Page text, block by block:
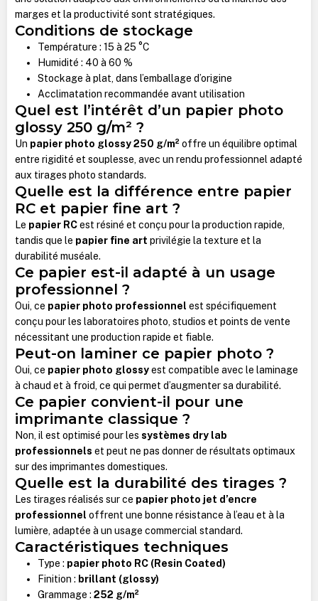
marges et la productivité sont stratégiques.
Conditions de stockage
Température : 15 à 25 °C
Humidité : 40 à 60 %
Stockage à plat, dans l’emballage d’origine
Acclimatation recommandée avant utilisation
Quel est l’intérêt d’un papier photo
glossy 250 g/m² ?
Un papier photo glossy 250 g/m²offre un équilibre optimal
entre rigidité et souplesse, avec un rendu professionnel adapté
aux tirages photo standards.
Quelle est la différence entre papier
RC et papier fine art ?
Le papier RCest résiné et conçu pour la production rapide,
tandis que le papier fine art privilégie la texture et la
durabilité muséale.
Ce papier est-il adapté à un usage
professionnel ?
Oui, ce papier photo professionnel est spécifiquement
conçu pour les laboratoires photo, studios et points de vente
nécessitant une production rapide et fiable.
Peut-on laminer ce papier photo ?
Oui, ce papier photo glossyest compatible avec le laminage
à chaud et à froid, ce qui permet d’augmenter sa durabilité.
Ce papier convient-il pour une
imprimante classique ?
Non, il est optimisé pour les systèmes dry lab
professionnels et peut ne pas donner de résultats optimaux
sur des imprimantes domestiques.
Quelle est la durabilité des tirages ?
Les tirages réalisés sur ce papier photo jet d’encre
professionnel offrent une bonne résistance à l’eau et à la
lumière, adaptée à un usage commercial standard.
Caractéristiques techniques
Type : papier photo RC (Resin Coated)
Finition : brillant (glossy)
Grammage : 252 g/m²